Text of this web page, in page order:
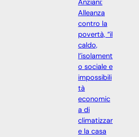
Anziani:
Alleanza
contro la
povertà, “il
caldo,
l’isolament
o sociale e
impossibili
tà
economic
a di
climatizzar
e la casa